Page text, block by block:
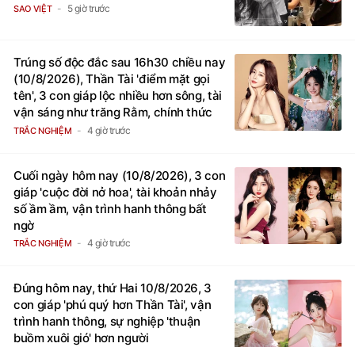
SAO VIỆT 5 giờ trước
Trúng số độc đắc sau 16h30 chiều nay
(10/8/2026), Thần Tài 'điểm mặt gọi
tên', 3 con giáp lộc nhiều hơn sông, tài
vận sáng như trăng Rằm, chính thức
hết khổ
TRẮC NGHIỆM 4 giờ trước
Cuối ngày hôm nay (10/8/2026), 3 con
giáp 'cuộc đời nở hoa', tài khoản nhảy
số ầm ầm, vận trình hanh thông bất
ngờ
TRẮC NGHIỆM 4 giờ trước
Đúng hôm nay, thứ Hai 10/8/2026, 3
con giáp 'phú quý hơn Thần Tài', vận
trình hanh thông, sự nghiệp 'thuận
buồm xuôi gió' hơn người